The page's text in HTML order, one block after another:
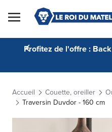
Skip to Content
Profitez de l'offre :
Accueil Couette, oreiller
Traversin Duvdor - 160 cm